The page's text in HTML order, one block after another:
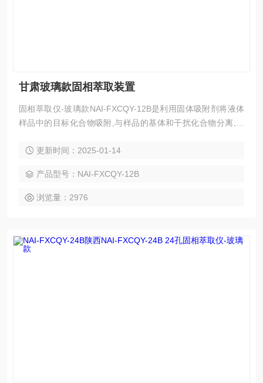
甘肃玻璃款固相萃取装置
固相萃取仪-玻璃款NAI-FXCQY-12B是利用固体吸附剂将液体
样品中的目标化合物吸附,与样品的基体和干扰化合物分离,然
目的（即样品的分离，净化和富集），12孔方形固相萃取仪目
-12B玻璃款固相萃取装置
更新时间：2025-01-14
产品型号：NAI-FXCQY-12B
浏览量：2976